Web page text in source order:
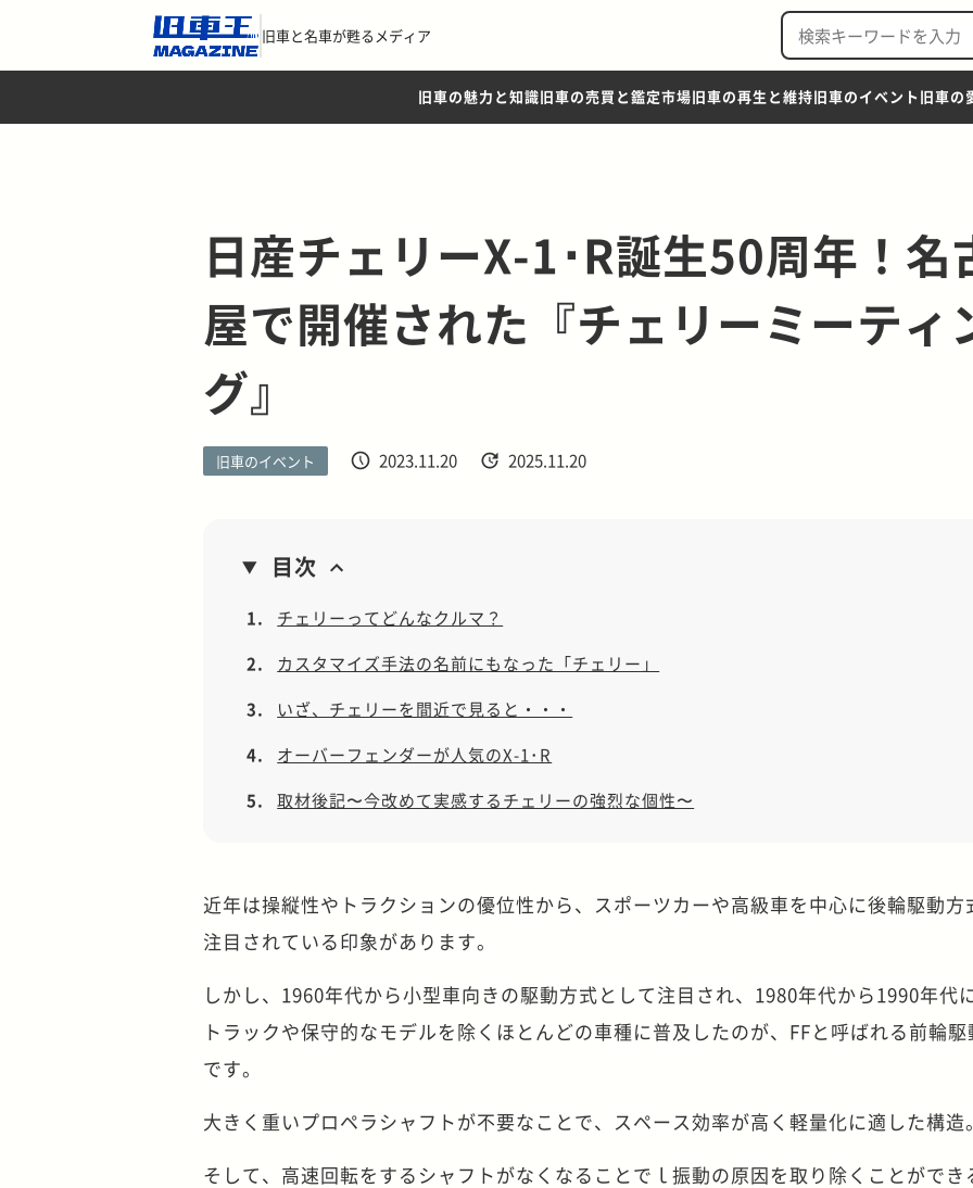
旧車と名車が甦るメディア
旧車の魅力と知識旧車の売買と鑑定市場旧車の再生と維持旧車のイベント 旧車の
日産チェリーX-1･R誕生50周年！名
屋で開催された『チェリーミーティ
グ』
旧車のイベント 2023.11.20 2025.11.20
目次
1.
チェリーってどんなクルマ？
2.
カスタマイズ手法の名前にもなった「チェリー」
3.
いざ、チェリーを間近で見ると・・・
4.
オーバーフェンダーが人気のX-1･R
5.
取材後記〜今改めて実感するチェリーの強烈な個性〜
近年は操縦性やトラクションの優位性から、スポーツカーや高級車を中心に後輪駆動方
注目されている印象があります。
しかし、1960年代から小型車向きの駆動方式として注目され、1980年代から1990年代
トラックや保守的なモデルを除くほとんどの車種に普及したのが、FFと呼ばれる前輪
です。
大きく重いプロペラシャフトが不要なことで、スペース効率が高く軽量化に適した構造
そして、高速回転をするシャフトがなくなることでｌ振動の原因を取り除くことができ